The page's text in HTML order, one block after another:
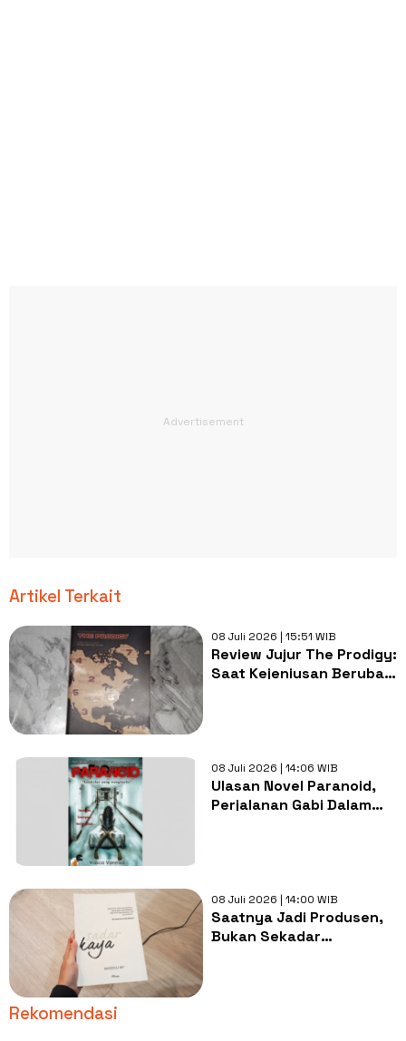
Artikel Terkait
08 Juli 2026 | 15:51 WIB
Review Jujur The Prodigy:
Saat Kejeniusan Berubah
08 Juli 2026 | 14:06 WIB
Ulasan Novel Paranoid,
Perjalanan Gabi Dalam
08 Juli 2026 | 14:00 WIB
Saatnya Jadi Produsen,
Bukan Sekadar
Rekomendasi